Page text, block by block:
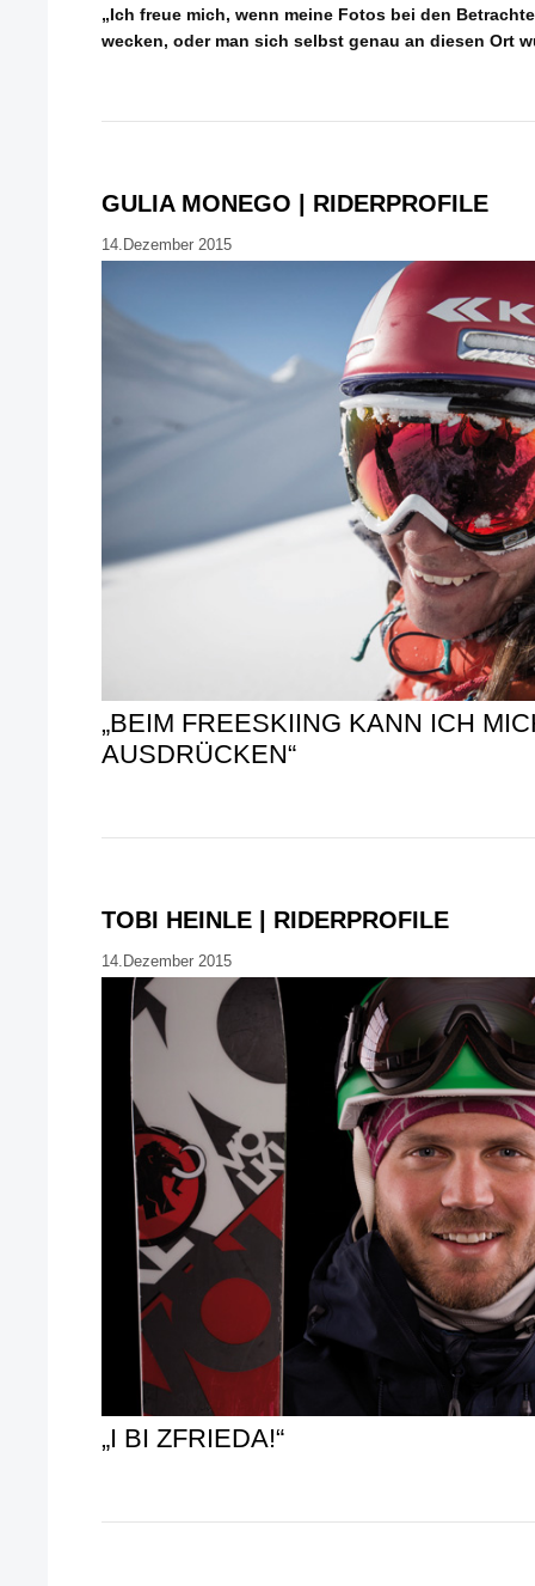
„Ich freue mich, wenn meine Fotos bei den
wecken, oder man sich selbst genau an diesen Ort
GULIA MONEGO | RIDERPROFILE
14.Dezember 2015
„BEIM FREESKIING KANN ICH
AUSDRÜCKEN“
TOBI HEINLE | RIDERPROFILE
14.Dezember 2015
„I BI ZFRIEDA!“